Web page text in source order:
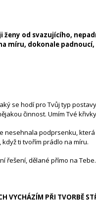
ženy od svazujícího,
míru, dokonale
se hodí pro Tvůj typ
činnost. Umím Tvé
nesehnala podprsenku,
když ti tvořím prádlo na míru.
řešení, dělané přímo na
VYCHÁZÍM PŘI TVORBĚ